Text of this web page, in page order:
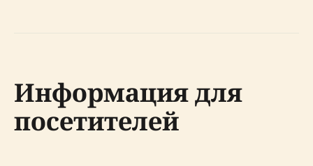
Информация для
посетителей